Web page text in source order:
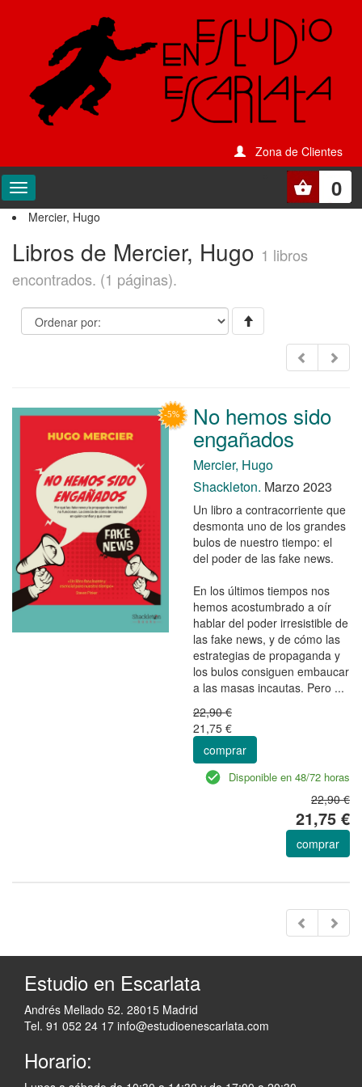
Zona de Clientes
0
Mercier, Hugo
Libros de Mercier, Hugo 1 libros
encontrados. (1 páginas).
No hemos sido
engañados
Mercier, Hugo
Shackleton. Marzo 2023
Un libro a contracorriente que
desmonta uno de los grandes
bulos de nuestro tiempo: el
del poder de las fake news.
En los últimos tiempos nos
hemos acostumbrado a oír
hablar del poder irresistible de
las fake news, y de cómo las
estrategias de propaganda y
los bulos consiguen embaucar
a las masas incautas. Pero ...
22,90 €
21,75 €
comprar
Disponible en 48/72 horas
22,90 €
21,75 €
comprar
Estudio en Escarlata
Andrés Mellado 52. 28015 Madrid
Tel. 91 052 24 17 info@estudioenescarlata.com
Horario: